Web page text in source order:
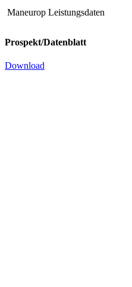
Maneurop Leistungsdaten
Prospekt/Datenblatt
Download